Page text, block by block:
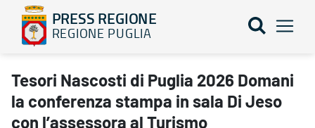
PRESS REGIONE
REGIONE PUGLIA
Tesori Nascosti di Puglia 2026 Domani la conferenza stampa in
Tesori Nascosti di Puglia 2026 Domani
la conferenza stampa in sala Di Jeso
con l’assessora al Turismo